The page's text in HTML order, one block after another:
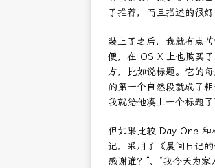
了推荐，而且描述的很
装上了之后，我就有点
便，在 OS X 上也购买
方，比如说标题。它的
的第一个自然段就成了
我就给他凑上一个标题了
但如果比较 Day One 和
记，采用了《晨间日记
感谢谁？”、“我今天为